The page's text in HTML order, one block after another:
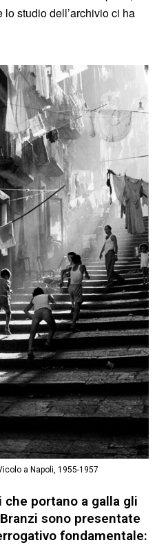
studio dell’archivio ci ha
a Napoli, 1955-1957
portano a galla gli
sono presentate
fondamentale: